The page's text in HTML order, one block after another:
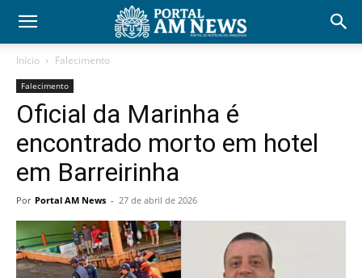
Início Falecimento
Falecimento
Oficial da Marinha é
encontrado morto em hotel
em Barreirinha
Por Portal AM News - 27 de abril de 2026